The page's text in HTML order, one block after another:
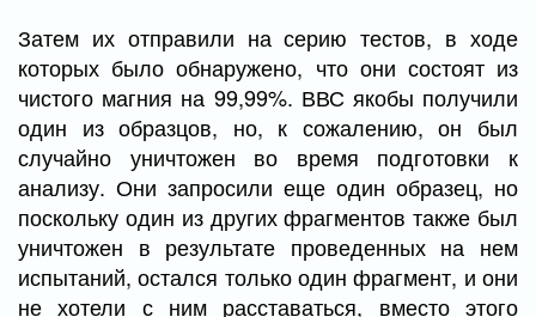
Затем их отправили на серию тестов, в ходе
которых было обнаружено, что они состоят из
чистого магния на 99,99%. ВВС якобы получили
один из образцов, но, к сожалению, он был
случайно уничтожен во время подготовки к
анализу. Они запросили еще один образец, но
поскольку один из других фрагментов также был
уничтожен в результате проведенных на нем
испытаний, остался только один фрагмент, и они
не хотели с ним расставаться, вместо этого